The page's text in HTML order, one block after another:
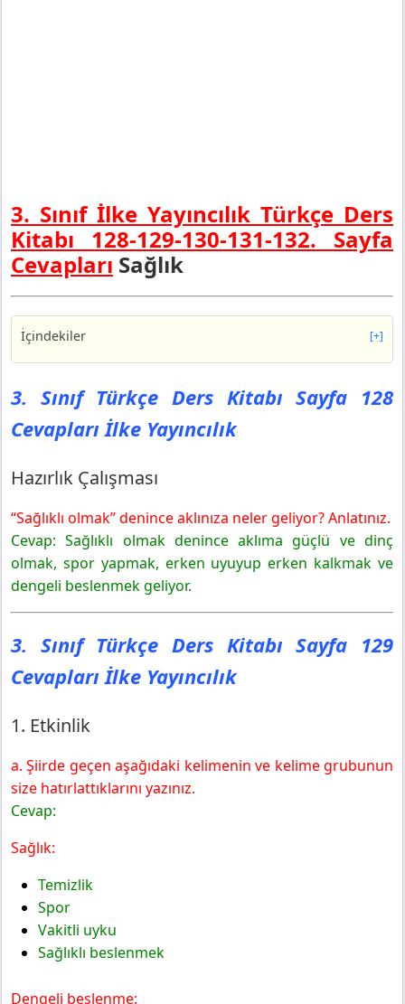
3. Sınıf İlke Yayıncılık Türkçe Ders
Kitabı 128-129-130-131-132. Sayfa
Cevapları Sağlık
İçindekiler [+]
3. Sınıf Türkçe Ders Kitabı Sayfa 128 Cevapları İlke
Yayıncılık
Hazırlık Çalışması
3. Sınıf Türkçe Ders Kitabı Sayfa 129 Cevapları İlke
1. Etkinlik
3. Sınıf Türkçe Ders Kitabı Sayfa 130 Cevapları İlke
Yayıncılık
3. Etkinlik
4. Etkinlik
5. Etkinlik
3. Sınıf Türkçe Ders Kitabı Sayfa 132 Cevapları İlke
Yayıncılık
6. Etkinlik
Sonraki Metne Hazırlık
3. Sınıf Türkçe Ders Kitabı Sayfa 128
Cevapları İlke Yayıncılık
Hazırlık Çalışması
“Sağlıklı olmak” denince aklınıza neler geliyor? Anlatınız.
Cevap: Sağlıklı olmak denince aklıma güçlü ve dinç
olmak, spor yapmak, erken uyuyup erken kalkmak ve
dengeli beslenmek geliyor.
3. Sınıf Türkçe Ders Kitabı Sayfa 129
Cevapları İlke Yayıncılık
1. Etkinlik
a. Şiirde geçen aşağıdaki kelimenin ve kelime grubunun
size hatırlattıklarını yazınız.
Cevap:
Sağlık:
Temizlik
Spor
Vakitli uyku
Sağlıklı beslenmek
Dengeli beslenme: